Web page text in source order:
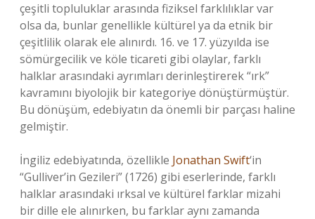
çeşitli topluluklar arasında fiziksel farklılıklar var
olsa da, bunlar genellikle kültürel ya da etnik bir
çeşitlilik olarak ele alınırdı. 16. ve 17. yüzyılda ise
sömürgecilik ve köle ticareti gibi olaylar, farklı
halklar arasındaki ayrımları derinleştirerek “ırk”
kavramını biyolojik bir kategoriye dönüştürmüştür.
Bu dönüşüm, edebiyatın da önemli bir parçası haline
gelmiştir.
İngiliz edebiyatında, özellikle Jonathan Swift‘in
“Gulliver’in Gezileri” (1726) gibi eserlerinde, farklı
halklar arasındaki ırksal ve kültürel farklar mizahi
bir dille ele alınırken, bu farklar aynı zamanda